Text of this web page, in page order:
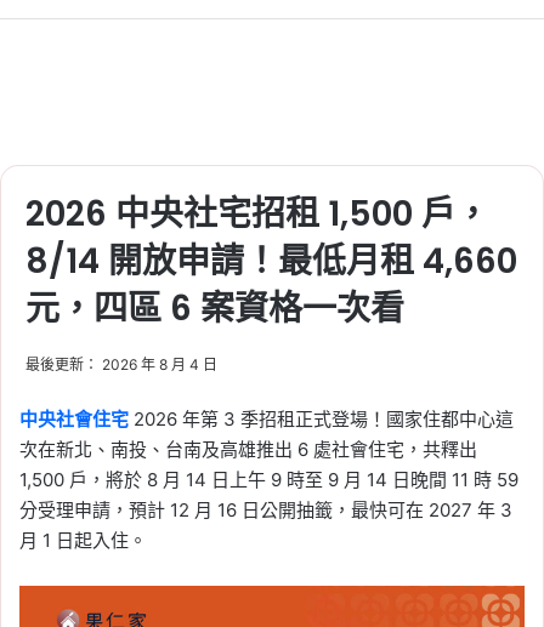
2026 中央社宅招租 1,500 戶，
8/14 開放申請！最低月租 4,660
元，四區 6 案資格一次看
最後更新： 2026 年 8 月 4 日
中央社會住宅 2026 年第 3 季招租正式登場！國家住都中心這
次在新北、南投、台南及高雄推出 6 處社會住宅，共釋出
1,500 戶，將於 8 月 14 日上午 9 時至 9 月 14 日晚間 11 時 59
分受理申請，預計 12 月 16 日公開抽籤，最快可在 2027 年 3
月 1 日起入住。